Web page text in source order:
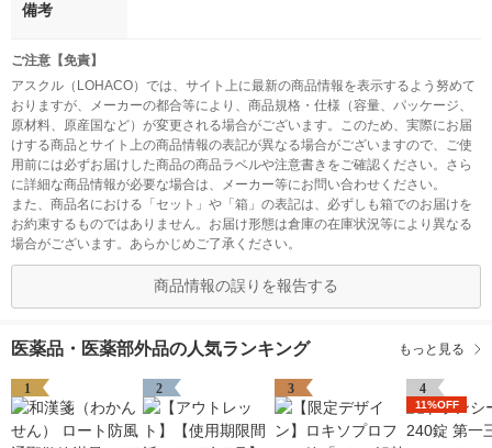
備考
ご注意【免責】
アスクル（LOHACO）では、サイト上に最新の商品情報を表示するよう努めて
おりますが、メーカーの都合等により、商品規格・仕様（容量、パッケージ、
原材料、原産国など）が変更される場合がございます。このため、実際にお届
けする商品とサイト上の商品情報の表記が異なる場合がございますので、ご使
用前には必ずお届けした商品の商品ラベルや注意書きをご確認ください。さら
に詳細な商品情報が必要な場合は、メーカー等にお問い合わせください。
また、商品名における「セット」や「箱」の表記は、必ずしも箱でのお届けを
お約束するものではありません。お届け形態は倉庫の在庫状況等により異なる
場合がございます。あらかじめご了承ください。
商品情報の誤りを報告する
医薬品・医薬部外品の人気ランキング もっと見る
1 2 3 4
11%OFF